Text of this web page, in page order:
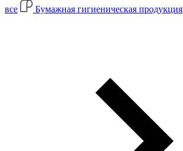
все
Бумажная гигиеническая продукция